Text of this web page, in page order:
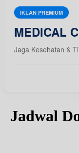
IKLAN PREMIUM
MEDICAL
Jaga Kesehatan &
Jadwal